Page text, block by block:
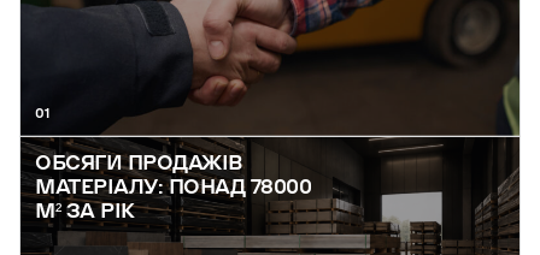
01
ОБСЯГИ ПРОДАЖІВ
МАТЕРІАЛУ: ПОНАД 78000
М² ЗА РІК